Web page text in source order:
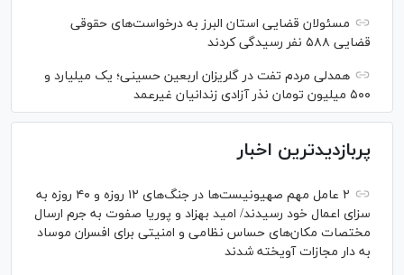
مسئولان قضایی استان البرز به درخواست‌های حقوقی
قضایی ۵۸۸ نفر رسیدگی کردند
همدلی مردم تفت در گلریزان اربعین حسینی؛ یک میلیارد و
۵۰۰ میلیون تومان نذر آزادی زندانیان غیرعمد
پربازدیدترین اخبار
۲ عامل مهم صهیونیست‌ها در جنگ‌های ۱۲ روزه و ۴۰ روزه به
سزای اعمال خود رسیدند/ امید بهزاد و پوریا صفوت به جرم ارسال
مختصات مکان‌های حساس نظامی و امنیتی برای افسران موساد
به دار مجازات آویخته شدند